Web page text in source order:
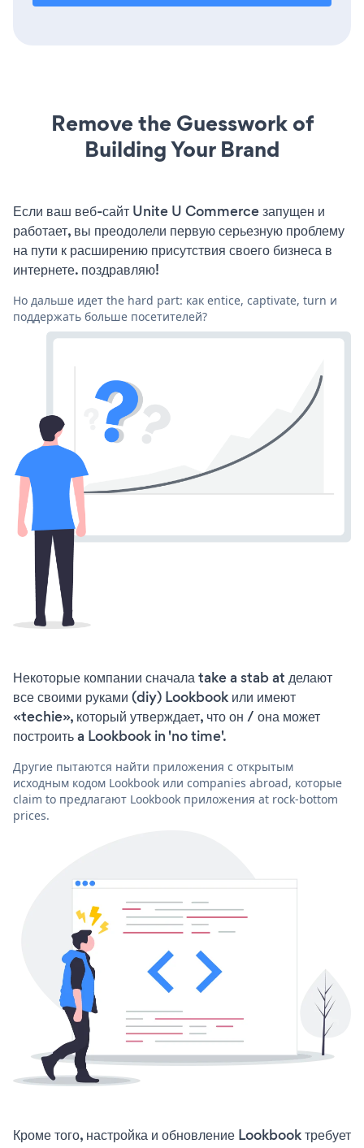
Remove the Guesswork of
Building Your Brand
Если ваш веб-сайт Unite U Commerce запущен и
работает, вы преодолели первую серьезную проблему
на пути к расширению присутствия своего бизнеса в
интернете. поздравляю!
Но дальше идет the hard part: как entice, captivate, turn и
поддержать больше посетителей?
Некоторые компании сначала take a stab at делают
все своими руками (diy) Lookbook или имеют
«techie», который утверждает, что он / она может
построить a Lookbook in 'no time'.
Другие пытаются найти приложения с открытым
исходным кодом Lookbook или companies abroad, которые
claim to предлагают Lookbook приложения at rock-bottom
prices.
Кроме того, настройка и обновление Lookbook требует